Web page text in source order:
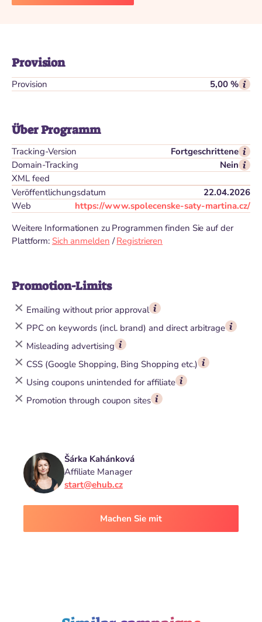
Provision
Provision 5,00 %
Über Programm
Tracking-Version
Fortgeschrittene
Domain-Tracking
Nein
XML feed
Veröffentlichungsdatum
22.04.2026
Web
https://www.spolecenske-saty-martina.cz/
Weitere Informationen zu Programmen finden Sie auf der
Plattform: Sich anmelden /Registrieren
Promotion-Limits
Emailing without prior approval
PPC on keywords (incl. brand) and direct arbitrage
Misleading advertising
CSS (Google Shopping, Bing Shopping etc.)
Using coupons unintended for affiliate
Promotion through coupon sites
Šárka Kahánková
Affiliate Manager
start@ehub.cz
Machen Sie mit